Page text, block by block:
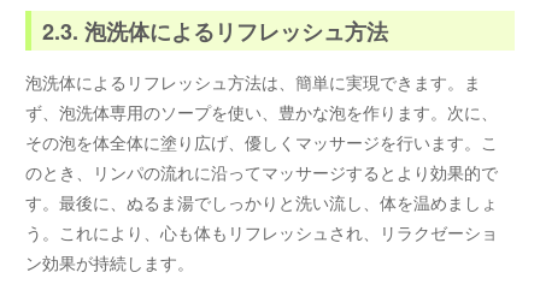
2.3. 泡洗体によるリフレッシュ方法
泡洗体によるリフレッシュ方法は、簡単に実現できます。ま
ず、泡洗体専用のソープを使い、豊かな泡を作ります。次に、
その泡を体全体に塗り広げ、優しくマッサージを行います。こ
のとき、リンパの流れに沿ってマッサージするとより効果的で
す。最後に、ぬるま湯でしっかりと洗い流し、体を温めましょ
う。これにより、心も体もリフレッシュされ、リラクゼーショ
ン効果が持続します。